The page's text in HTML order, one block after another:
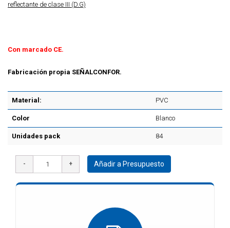
reflectante de clase III (D.G)
Con marcado CE.
Fabricación propia SEÑALCONFOR.
Material: PVC
Color Blanco
Unidades pack 84
Añadir a Presupuesto